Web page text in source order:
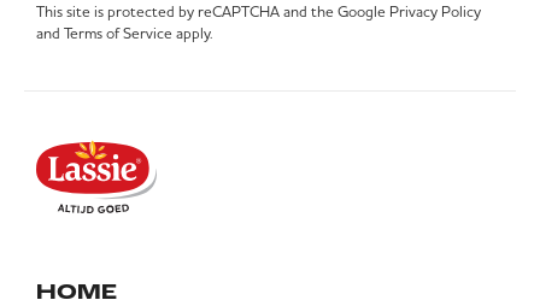
This site is protected by reCAPTCHA and the Google Privacy Policy
and Terms of Service apply.
HOME